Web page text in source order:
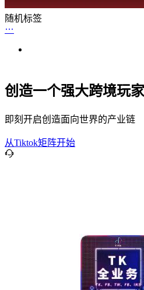
随机标签
创造一个强大跨境玩
即刻开启创造面向世界的产业链
从Tiktok矩阵开始